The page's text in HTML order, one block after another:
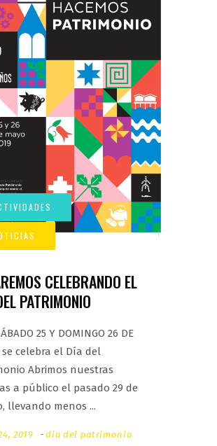
CELEBRANDO EL
PATRIMONIO
25 Y DOMINGO 26 DE
se celebra el Día del
Abrimos nuestras
a público el pasado 29 de
llevando menos
2019 dia del patrimonio